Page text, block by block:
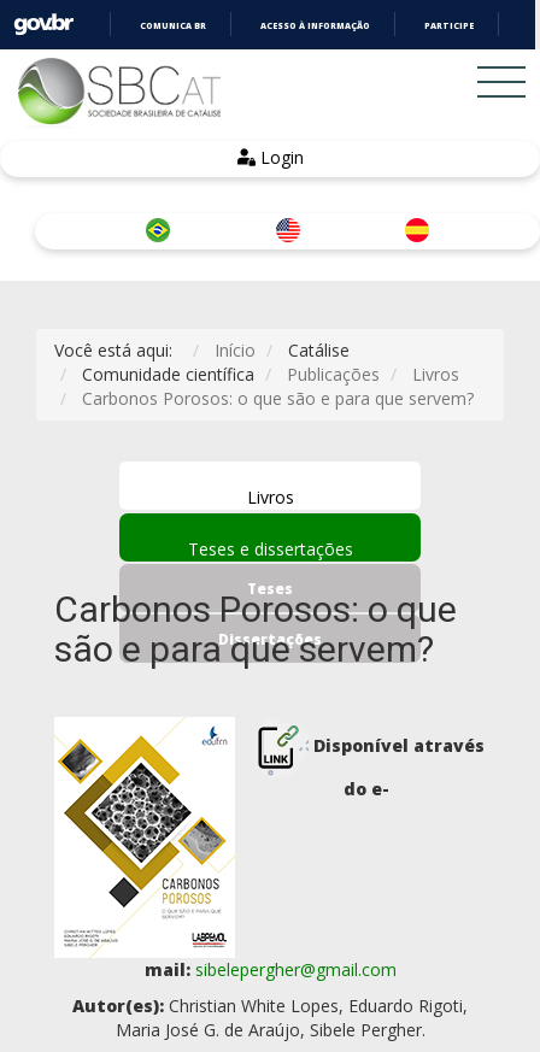
COMUNICA BR ACESSO À INFORMAÇÃO PARTICIPE
Login
Você está aqui: Início
Catálise
Comunidade científica
Publicações
Livros
Carbonos Porosos: o que são e para que servem?
Livros
Teses e dissertações
Teses
Dissertações
Carbonos Porosos: o que
são e para que servem?
Disponível através
do e-
mail: sibelepergher@gmail.com
Autor(es): Christian White Lopes, Eduardo Rigoti,
Maria José G. de Araújo, Sibele Pergher.